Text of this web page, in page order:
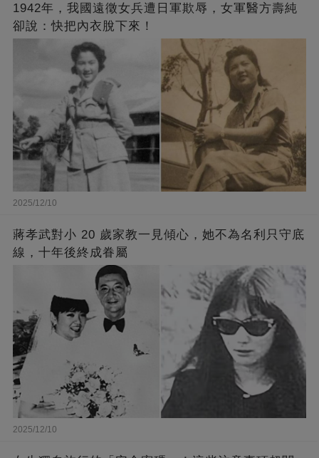
1942年，我國遠徵女兵遭日軍欺辱，女軍醫方壽純
卻說：快把內衣脫下來！
2025/12/10
蔣孝武對小 20 歲家教一見傾心，她不為名利只守底
線，十年後終成眷屬
2025/12/10